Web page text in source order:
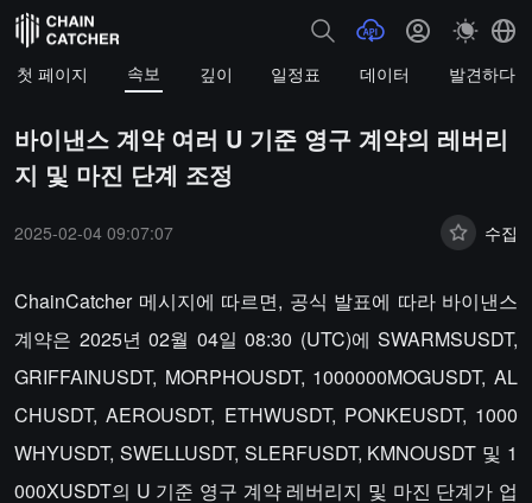
첫 페이지 속보 깊이 일정표 데이터 발견하다
바이낸스 계약 여러 U 기준 영구 계약의 레버리
지 및 마진 단계 조정
2025-02-04 09:07:07 수집
ChainCatcher 메시지에 따르면, 공식 발표에 따라 바이낸스
계약은 2025년 02월 04일 08:30 (UTC)에 SWARMSUSDT,
GRIFFAINUSDT, MORPHOUSDT, 1000000MOGUSDT, AL
CHUSDT, AEROUSDT, ETHWUSDT, PONKEUSDT, 1000
WHYUSDT, SWELLUSDT, SLERFUSDT, KMNOUSDT 및 1
000XUSDT의 U 기준 영구 계약 레버리지 및 마진 단계가 업